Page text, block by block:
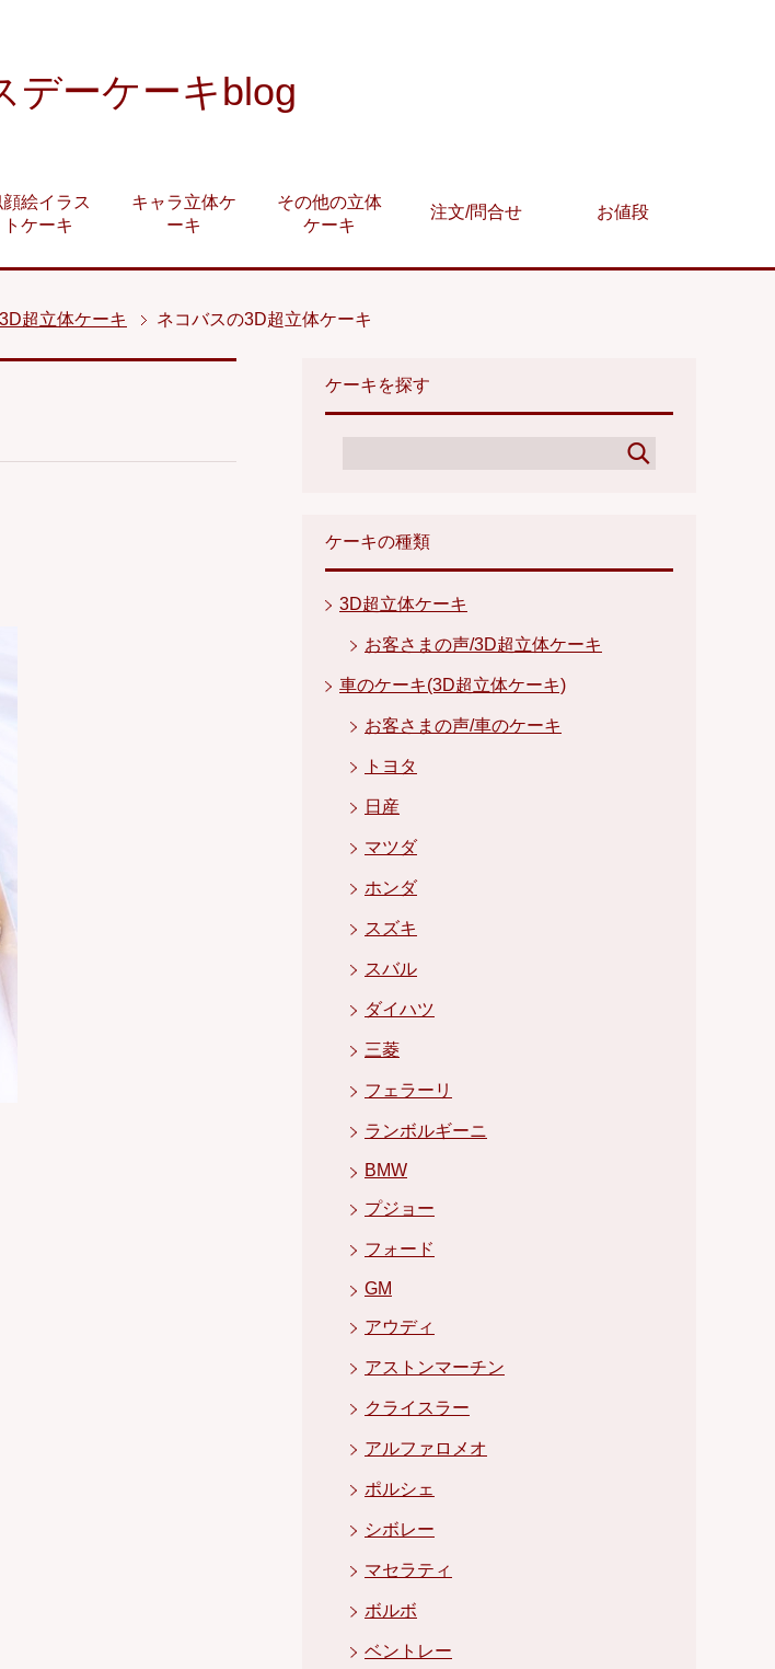
デーケーキblog
絵イラス
トケーキ
キャラ立体ケ
ーキ
その他の立体
ケーキ
注文/問合せ お値段
超立体ケーキ ネコバスの3D超立体ケーキ
ケーキを探す
ケーキの種類
3D超立体ケーキ
お客さまの声/3D超立体ケーキ
車のケーキ(3D超立体ケーキ)
お客さまの声/車のケーキ
トヨタ
日産
マツダ
ホンダ
スズキ
スバル
ダイハツ
三菱
フェラーリ
ランボルギーニ
BMW
プジョー
フォード
GM
アウディ
アストンマーチン
クライスラー
アルファロメオ
ポルシェ
シボレー
マセラティ
ボルボ
ベントレー